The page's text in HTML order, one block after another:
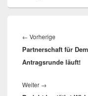
← Vorherige
Beitrag:
Partnerschaft für
Antragsrunde läuft!
Weiter →